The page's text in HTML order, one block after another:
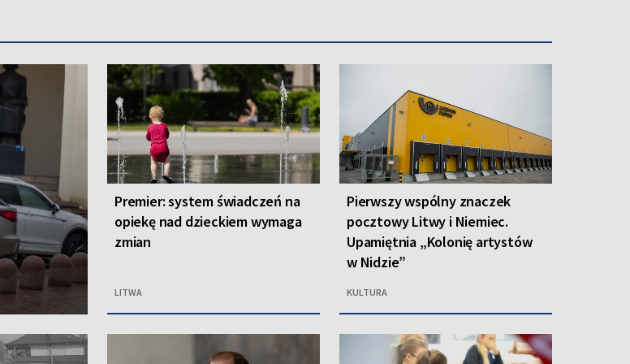
Premier: system świadczeń na
opiekę nad dzieckiem wymaga
zmian
LITWA
Pierwszy wspólny znaczek
pocztowy Litwy i Niemiec.
Upamiętnia „Kolonię artystów
w Nidzie”
KULTURA